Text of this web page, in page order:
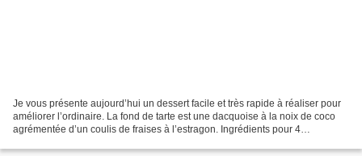
Je vous présente aujourd’hui un dessert facile et très rapide à réaliser pour
améliorer l’ordinaire. La fond de tarte est une dacquoise à la noix de coco
agrémentée d’un coulis de fraises à l’estragon. Ingrédients pour 4